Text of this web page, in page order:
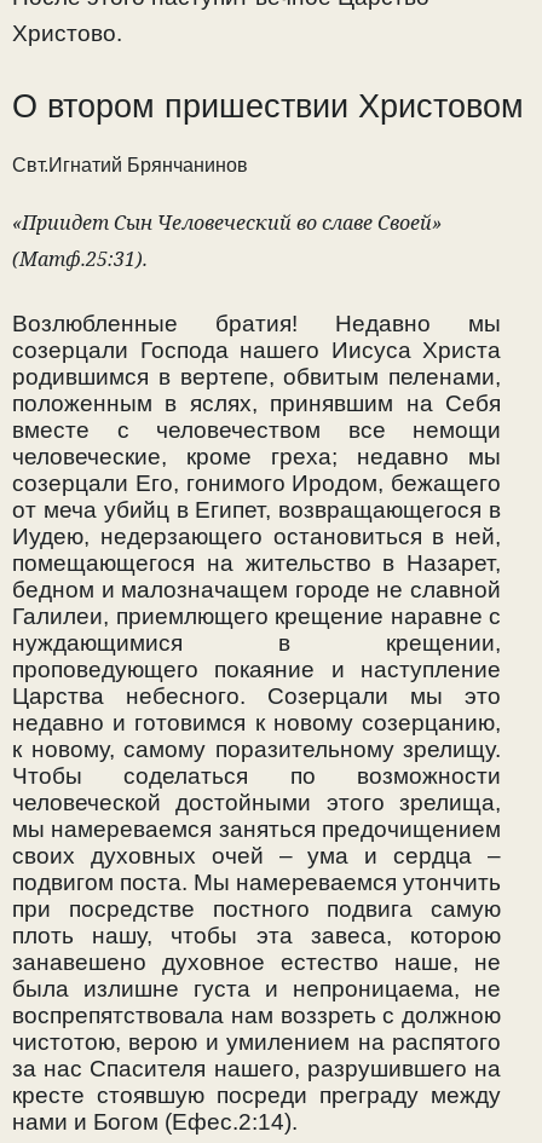
Христово.
О втором пришествии Христовом
Свт.Игнатий Брянчанинов
«Приидет Сын Человеческий во славе Своей»
(Матф.25:31).
Возлюбленные братия! Недавно мы
созерцали Господа нашего Иисуса Христа
родившимся в вертепе, обвитым пеленами,
положенным в яслях, принявшим на Себя
вместе с человечеством все немощи
человеческие, кроме греха; недавно мы
созерцали Его, гонимого Иродом, бежащего
от меча убийц в Египет, возвращающегося в
Иудею, недерзающего остановиться в ней,
помещающегося на жительство в Назарет,
бедном и малозначащем городе не славной
Галилеи, приемлющего крещение наравне с
нуждающимися в крещении,
проповедующего покаяние и наступление
Царства небесного. Созерцали мы это
недавно и готовимся к новому созерцанию,
к новому, самому поразительному зрелищу.
Чтобы соделаться по возможности
человеческой достойными этого зрелища,
мы намереваемся заняться предочищением
своих духовных очей – ума и сердца –
подвигом поста. Мы намереваемся утончить
при посредстве постного подвига самую
плоть нашу, чтобы эта завеса, которою
занавешено духовное естество наше, не
была излишне густа и непроницаема, не
воспрепятствовала нам воззреть с должною
чистотою, верою и умилением на распятого
за нас Спасителя нашего, разрушившего на
кресте стоявшую посреди преграду между
нами и Богом (Ефес.2:14).